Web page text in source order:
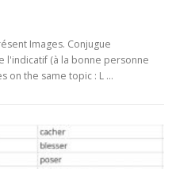
Images. Conjugue
l'indicatif (à la bonne personne
on the same topic : L …